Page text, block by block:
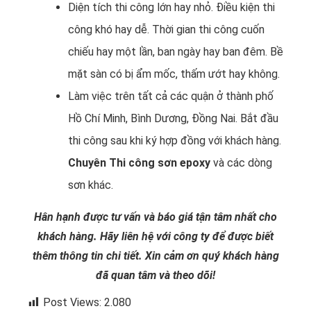
Diện tích thi công lớn hay nhỏ. Điều kiện thi
công khó hay dễ. Thời gian thi công cuốn
chiếu hay một lần, ban ngày hay ban đêm. Bề
mặt sàn có bị ẩm mốc, thấm ướt hay không.
Làm việc trên tất cả các quận ở thành phố
Hồ Chí Minh, Bình Dương, Đồng Nai. Bắt đầu
thi công sau khi ký hợp đồng với khách hàng.
Chuyên Thi công sơn epoxy và các dòng
sơn khác.
Hân hạnh được tư vấn và báo giá tận tâm nhất cho
khách hàng. Hãy liên hệ với công ty để được biết
thêm thông tin chi tiết. Xin cảm ơn quý khách hàng
đã quan tâm và theo dõi!
Post Views: 2.080